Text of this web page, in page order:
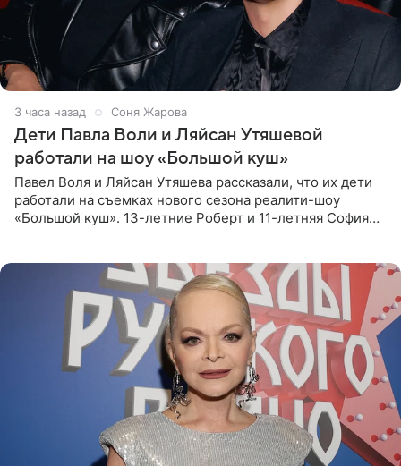
3 часа назад Соня Жарова
Дети Павла Воли и Ляйсан Утяшевой
работали на шоу «Большой куш»
Павел Воля и Ляйсан Утяшева рассказали, что их дети
работали на съемках нового сезона реалити-шоу
«Большой куш». 13-летние Роберт и 11-летняя София